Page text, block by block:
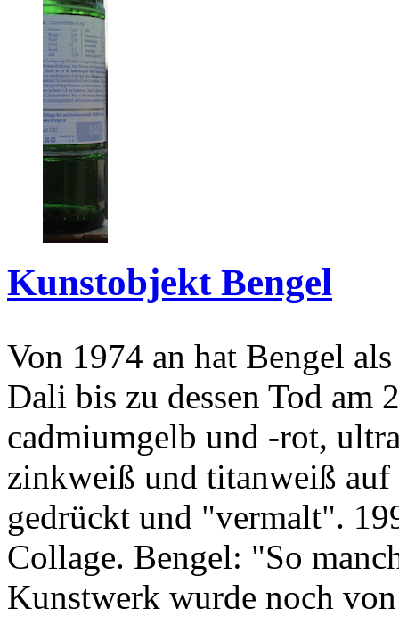
Kunstobjekt Bengel
Von 1974 an hat Bengel
Dali bis zu dessen Tod am
cadmiumgelb und -rot,
zinkweiß und titanweiß
gedrückt und "vermalt".
Collage. Bengel: "So
Kunstwerk wurde noch